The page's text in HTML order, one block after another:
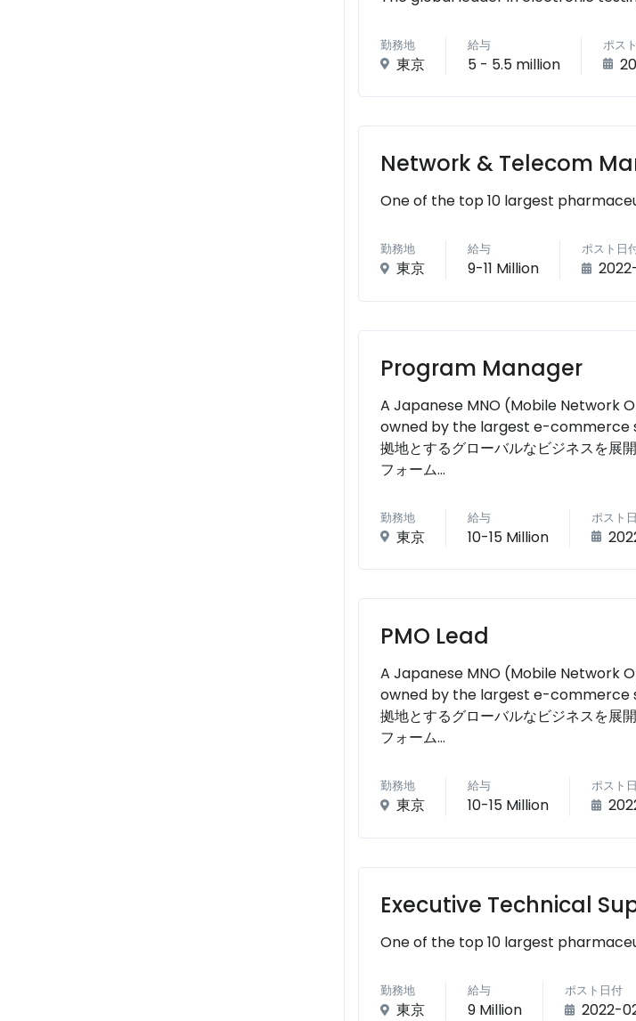
勤務地
東京
給与
5 - 5.5 million
ポス
Network & Telecom
One of the top 10 largest
勤務地
東京
給与
9-11 Million
ポスト日
Program Manager
A Japanese MNO (Mobile Network
owned by the largest e-commerce
拠地とするグローバルなビジネスを展
フォーム...
勤務地
東京
給与
10-15 Million
ポスト
PMO Lead
A Japanese MNO (Mobile Network
owned by the largest e-commerce
拠地とするグローバルなビジネスを展
フォーム...
勤務地
東京
給与
10-15 Million
ポスト
Executive Technical
One of the top 10 largest
勤務地
東京
給与
9 Million
ポスト日付
2022-